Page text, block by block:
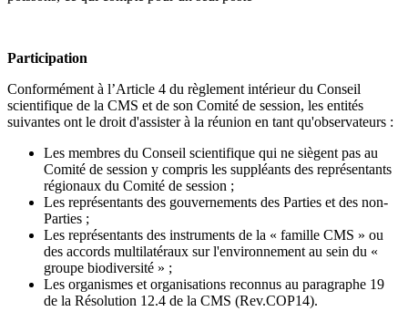
Participation
Conformément à l’Article 4 du règlement intérieur du Conseil
scientifique de la CMS et de son Comité de session, les entités
suivantes ont le droit d'assister à la réunion en tant qu'observateurs :
Les membres du Conseil scientifique qui ne siègent pas au
Comité de session y compris les suppléants des représentants
régionaux du Comité de session ;
Les représentants des gouvernements des Parties et des non-
Parties ;
Les représentants des instruments de la « famille CMS » ou
des accords multilatéraux sur l'environnement au sein du «
groupe biodiversité » ;
Les organismes et organisations reconnus au paragraphe 19
de la Résolution 12.4 de la CMS (Rev.COP14).